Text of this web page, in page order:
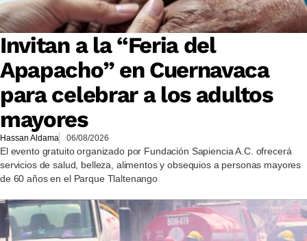
Invitan a la “Feria del
Apapacho” en Cuernavaca
para celebrar a los adultos
mayores
Hassan Aldama 06/08/2026
El evento gratuito organizado por Fundación Sapiencia A.C. ofrecerá
servicios de salud, belleza, alimentos y obsequios a personas mayores
de 60 años en el Parque Tlaltenango